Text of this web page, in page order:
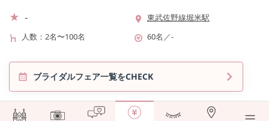
-
東武佐野線堀米駅
人数
2名〜100名 60名 ／-
ブライダルフェア一覧をCHECK